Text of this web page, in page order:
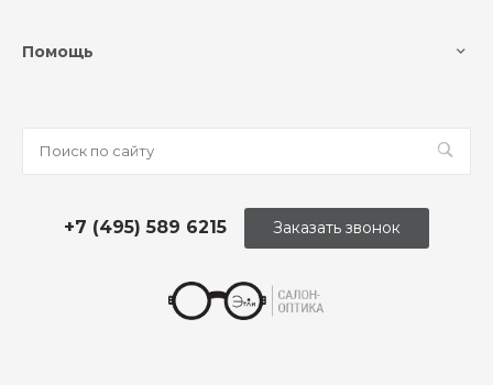
Помощь
+7 (495) 589 6215 Заказать звонок